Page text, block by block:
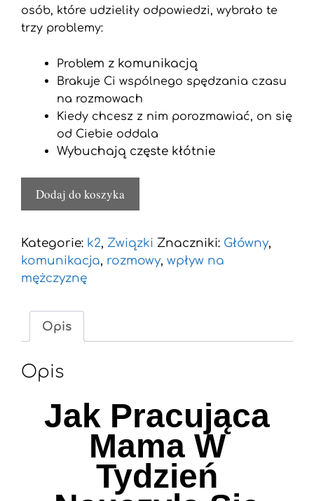
osób, które udzieliły odpowiedzi, wybrało te
trzy problemy:
Problem z komunikacją
Brakuje Ci wspólnego spędzania czasu
na rozmowach
Kiedy chcesz z nim porozmawiać, on się
od Ciebie oddala
Wybuchają częste kłótnie
Dodaj do koszyka
Kategorie: k2, Związki Znaczniki: Główny,
komunikacja, rozmowy, wpływ na
mężczyznę
Opis
Opis
Jak Pracująca
Mama W
Tydzień